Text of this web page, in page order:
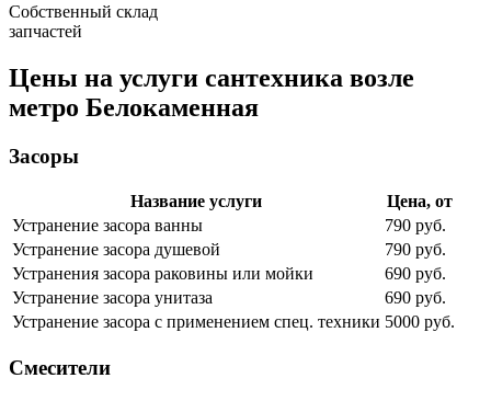
Собственный склад
запчастей
Цены на услуги сантехника возле
метро Белокаменная
Засоры
Название услуги
Цена, от
Устранение засора ванны
790 руб.
Устранение засора душевой
790 руб.
Устранения засора раковины или мойки
690 руб.
Устранение засора унитаза
690 руб.
Устранение засора с применением спец. техники 5000 руб.
Смесители